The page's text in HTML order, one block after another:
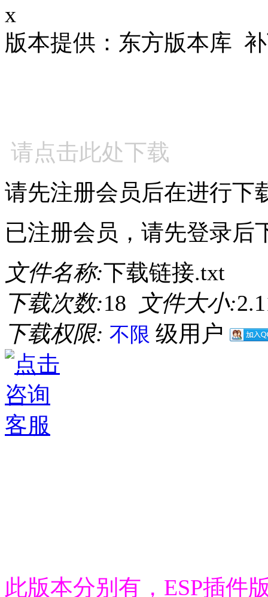
x
版本提供：东方版本库
请点击此处下载
请先注册会员后在进行下
已注册会员，请先登录后
文件名称:下载链接.txt
下载次数:18 文件大小:
下载权限: 不限 级用户
此版本分别有，ESP插件